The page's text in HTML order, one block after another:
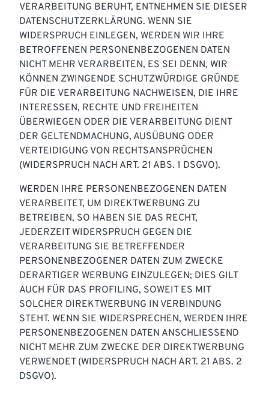
VERARBEITUNG BERUHT, ENTNEHMEN SIE DIESER
DATENSCHUTZERKLÄRUNG. WENN SIE
WIDERSPRUCH EINLEGEN, WERDEN WIR IHRE
BETROFFENEN PERSONENBEZOGENEN DATEN
NICHT MEHR VERARBEITEN, ES SEI DENN, WIR
KÖNNEN ZWINGENDE SCHUTZWÜRDIGE GRÜNDE
FÜR DIE VERARBEITUNG NACHWEISEN, DIE IHRE
INTERESSEN, RECHTE UND FREIHEITEN
ÜBERWIEGEN ODER DIE VERARBEITUNG DIENT
DER GELTENDMACHUNG, AUSÜBUNG ODER
VERTEIDIGUNG VON RECHTSANSPRÜCHEN
(WIDERSPRUCH NACH ART. 21 ABS. 1 DSGVO).
WERDEN IHRE PERSONENBEZOGENEN DATEN
VERARBEITET, UM DIREKTWERBUNG ZU
BETREIBEN, SO HABEN SIE DAS RECHT,
JEDERZEIT WIDERSPRUCH GEGEN DIE
VERARBEITUNG SIE BETREFFENDER
PERSONENBEZOGENER DATEN ZUM ZWECKE
DERARTIGER WERBUNG EINZULEGEN; DIES GILT
AUCH FÜR DAS PROFILING, SOWEIT ES MIT
SOLCHER DIREKTWERBUNG IN VERBINDUNG
STEHT. WENN SIE WIDERSPRECHEN, WERDEN IHRE
PERSONENBEZOGENEN DATEN ANSCHLIESSEND
NICHT MEHR ZUM ZWECKE DER DIREKTWERBUNG
VERWENDET (WIDERSPRUCH NACH ART. 21 ABS. 2
DSGVO).